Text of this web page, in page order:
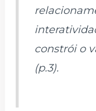
constrói o
(p.3).